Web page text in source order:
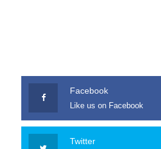
Facebook
Like us on Facebook
Twitter